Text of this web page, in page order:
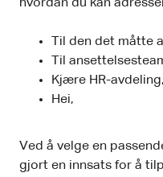
hvordan du kan
Til den det måtte
Til
Kjære HR-avdeling,
Hei,
Ved å velge en
gjort en innsats for å